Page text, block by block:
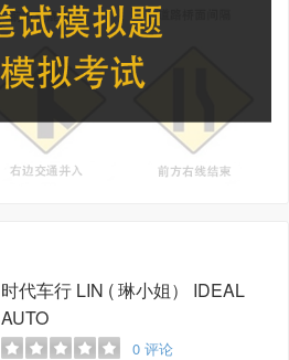
时代车行 LIN ( 琳小姐）
IDEAL
AUTO
0评论